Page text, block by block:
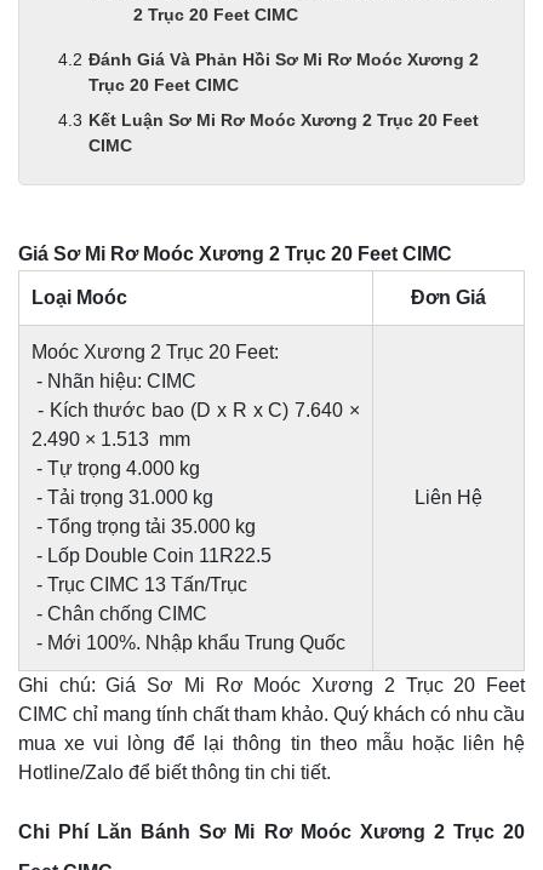
2 Trục 20 Feet CIMC
Đánh Giá Và Phản Hồi Sơ Mi Rơ Moóc Xương 2
Trục 20 Feet CIMC
Kết Luận Sơ Mi Rơ Moóc Xương 2 Trục 20 Feet
CIMC
Giá Sơ Mi Rơ Moóc Xương 2 Trục 20 Feet CIMC
Loại Moóc Đơn Giá
Moóc Xương 2 Trục 20 Feet:
- Nhãn hiệu: CIMC
- Kích thước bao (D x R x C) 7.640 ×
2.490 × 1.513 mm
- Tự trọng 4.000 kg
- Tải trọng 31.000 kg
- Tổng trọng tải 35.000 kg
- Lốp Double Coin 11R22.5
- Trục CIMC 13 Tấn/Trục
- Chân chống CIMC
- Mới 100%. Nhập khẩu Trung Quốc
Liên Hệ
Ghi chú: Giá Sơ Mi Rơ Moóc Xương 2 Trục 20 Feet
CIMC chỉ mang tính chất tham khảo. Quý khách có nhu cầu
mua xe vui lòng để lại thông tin theo mẫu hoặc liên hệ
Hotline/Zalo để biết thông tin chi tiết.
Chi Phí Lăn Bánh Sơ Mi Rơ Moóc Xương 2 Trục 20